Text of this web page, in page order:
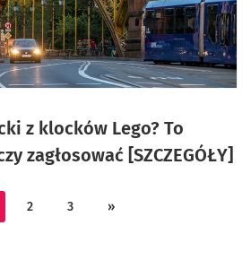
z klocków Lego? To
zagłosować [SZCZEGÓŁY]
2 3 »